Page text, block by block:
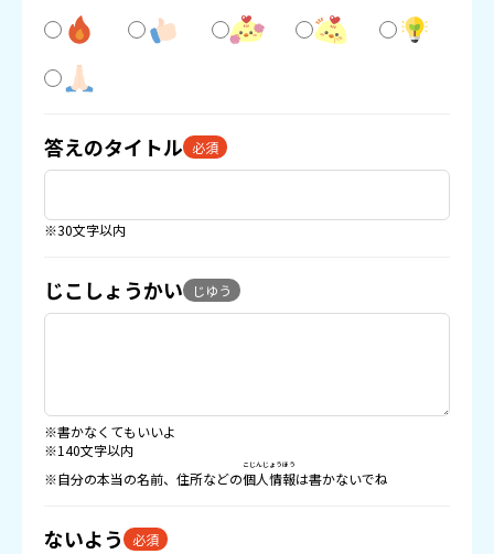
答えのタイトル 必須
※30文字以内
じこしょうかい じゆう
※書かなくてもいいよ
※140文字以内
※自分の本当の名前、住所などの個人情報
こじんじょうほう
は書かないでね
ないよう 必須